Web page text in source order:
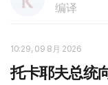
编译
10:29, 09 8月 2026
托卡耶夫总统